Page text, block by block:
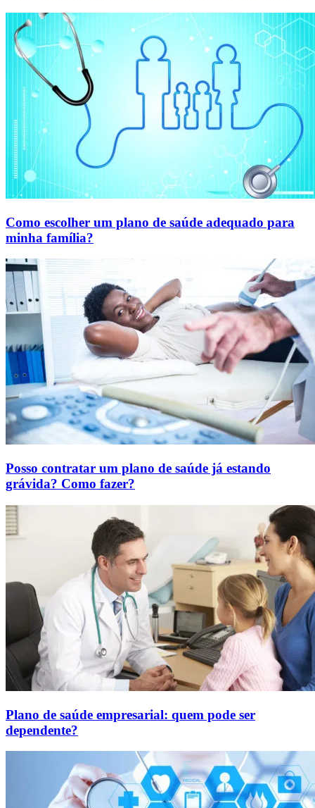
Como escolher um plano de saúde adequado para
minha família?
Posso contratar um plano de saúde já estando
grávida? Como fazer?
Plano de saúde empresarial: quem pode ser
dependente?